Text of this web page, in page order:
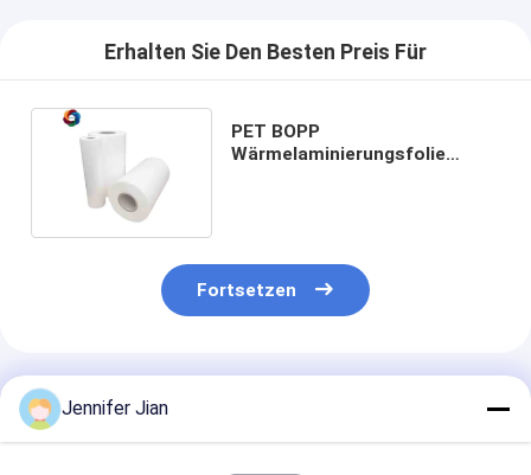
Erhalten Sie Den Besten Preis Für
PET BOPP
Wärmelaminierungsfolie
Fortsetzen
Empfohlene Produkte
Jennifer Jian